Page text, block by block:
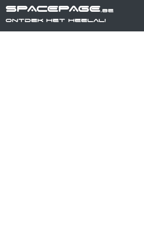
SPACEPAGE.be
Ontdek het heelal!